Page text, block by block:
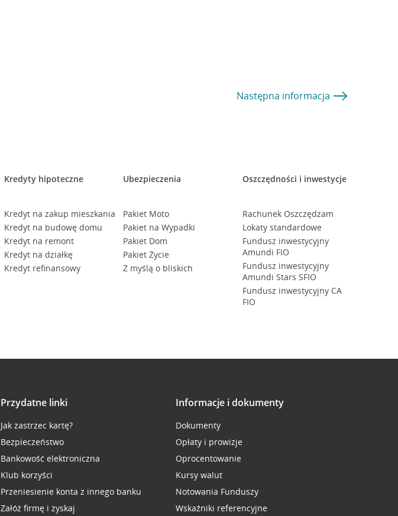
Następna informacja
Kredyty hipoteczne
Kredyt na zakup mieszkania
Kredyt na budowę domu
Kredyt na remont
Kredyt na działkę
Kredyt refinansowy
Ubezpieczenia
Pakiet Moto
Pakiet na Wypadki
Pakiet Dom
Pakiet Życie
Z myślą o bliskich
Oszczędności i inwestycje
Rachunek Oszczędzam
Lokaty standardowe
Fundusz inwestycyjny
Amundi FIO
Fundusz inwestycyjny
Amundi Stars SFIO
Fundusz inwestycyjny CA
FIO
Przydatne linki
Jak zastrzec kartę?
Bezpieczeństwo
Bankowość elektroniczna
Klub korzyści
Przeniesienie konta z innego banku
Załóż firmę i zyskaj
Informacje i dokumenty
Dokumenty
Opłaty i prowizje
Oprocentowanie
Kursy walut
Notowania Funduszy
Wskaźniki referencyjne